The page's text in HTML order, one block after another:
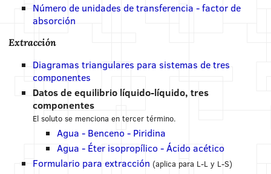
Número de unidades de transferencia - factor de
absorción
Extracción
Diagramas triangulares para sistemas de tres
componentes
Datos de equilibrio líquido-líquido, tres
componentes
El soluto se menciona en tercer término.
Agua - Benceno - Piridina
Agua - Éter isopropílico - Ácido acético
Formulario para extracción (aplica para L-L y L-S)